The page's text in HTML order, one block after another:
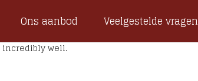
Ons aanbod Veelgestelde vragen
well.